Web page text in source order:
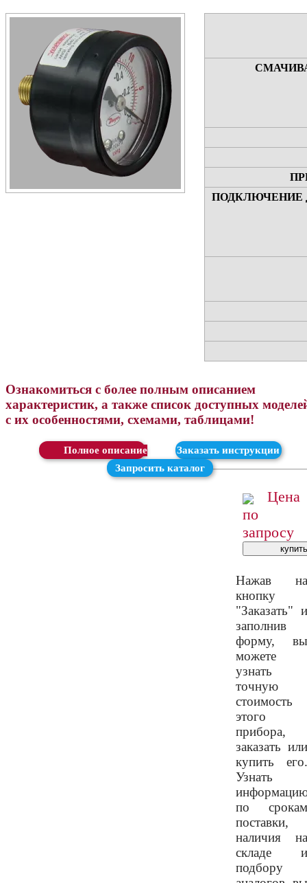
ПОДКЛЮЧЕНИЕ
Ознакомиться с более полным описанием
характеристик, а также список доступных
с их особенностями, схемами, таблицами!
Скачать
Заказать инструкции
Запросить каталог
Цена
по
запросу
Нажав на
кнопку
"Заказать" и
заполнив
форму, вы
можете
узнать
точную
стоимость
этого
прибора,
заказать или
купить его.
Узнать
по срокам
поставки,
наличия на
складе и
подбору